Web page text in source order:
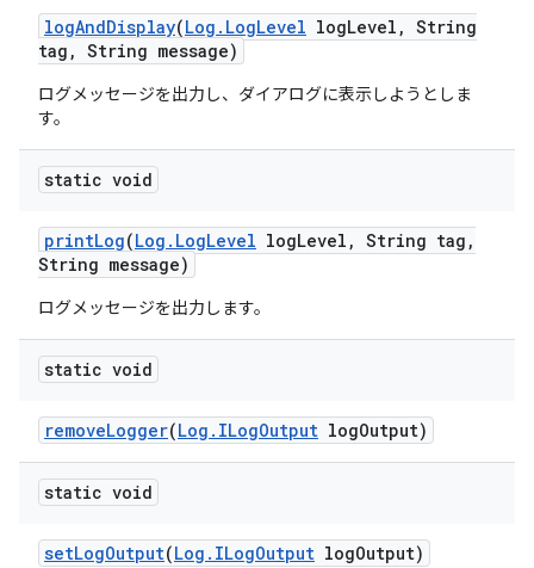
logAndDisplay(Log . LogLevel logLevel , String
tag , String message)
ログメッセージを出力し、ダイアログに表示しようとしま
す。
static void
printLog(Log . LogLevel logLevel , String tag ,
String message)
ログメッセージを出力します。
static void
removeLogger(Log . ILogOutput logOutput)
static void
setLogOutput(Log . ILogOutput logOutput)